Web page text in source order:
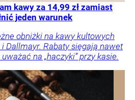
kawy za 14,99 zł zamiast
jeden warunek
obniżki na kawy kultowych
Dallmayr. Rabaty sięgają nawet
na „haczyki” przy kasie.